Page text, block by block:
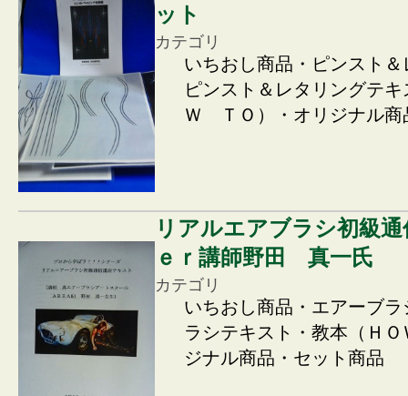
ット
カテゴリ
いちおし商品・ピンスト
ピンスト＆レタリングテ
Ｗ ＴＯ）・オリジナル商
リアルエアブラシ初級
ｅｒ講師野田 真一氏
カテゴリ
いちおし商品・エアーブ
ラシテキスト・教本（Ｈ
ジナル商品・セット商品